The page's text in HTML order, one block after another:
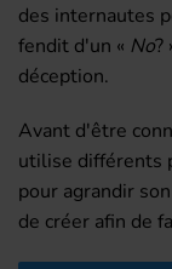
des internautes
fendit d'un « No?
déception.
Avant d'être
utilise différents
pour agrandir
de créer afin de